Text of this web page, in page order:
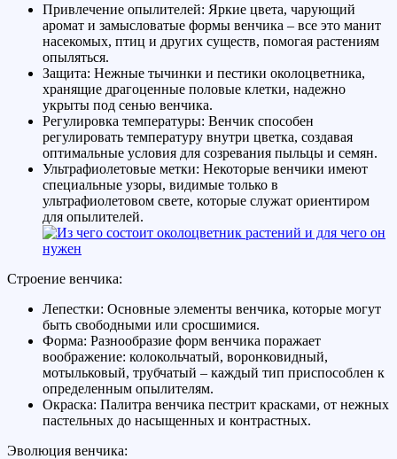
Привлечение опылителей: Яркие цвета, чарующий
аромат и замысловатые формы венчика – все это манит
насекомых, птиц и других существ, помогая растениям
опыляться.
Защита: Нежные тычинки и пестики околоцветника,
хранящие драгоценные половые клетки, надежно
укрыты под сенью венчика.
Регулировка температуры: Венчик способен
регулировать температуру внутри цветка, создавая
оптимальные условия для созревания пыльцы и семян.
Ультрафиолетовые метки: Некоторые венчики имеют
специальные узоры, видимые только в
ультрафиолетовом свете, которые служат ориентиром
для опылителей.
Строение венчика:
Лепестки: Основные элементы венчика, которые могут
быть свободными или сросшимися.
Форма: Разнообразие форм венчика поражает
воображение: колокольчатый, воронковидный,
мотыльковый, трубчатый – каждый тип приспособлен к
определенным опылителям.
Окраска: Палитра венчика пестрит красками, от нежных
пастельных до насыщенных и контрастных.
Эволюция венчика: